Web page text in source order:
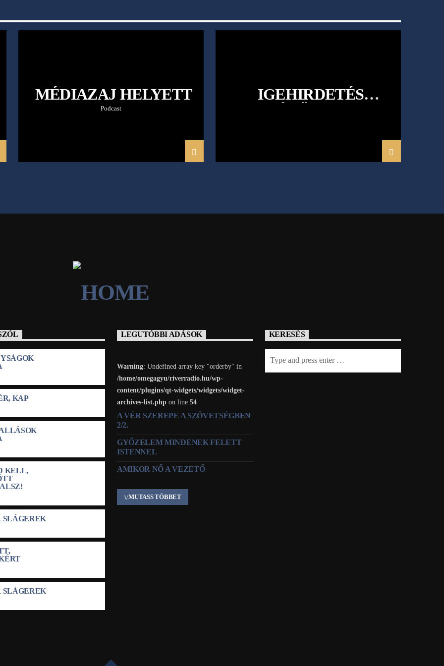
MÉDIAZAJ HELYETT
Podcast
IGEHIRDETÉS
KAP
KELL,
SLÁGEREK
SLÁGEREK
LEGUTÓBBI ADÁSOK
Warning: Undefined array key "orderby" in
/home/omegagyu/riverradio.hu/wp-
content/plugins/qt-widgets/widgets/widget-
archives-list.php on line 54
A VÉR SZEREPE A SZÖVETSÉGBEN
2/2.
GYŐZELEM MINDENEK FELETT
ISTENNEL
AMIKOR NŐ A VEZETŐ
MUTASS TÖBBET
KERESÉS